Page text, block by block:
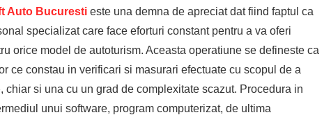
Auto Bucuresti este una demna de apreciat dat fiind faptul ca
specializat care face eforturi constant pentru a va oferi
orice model de autoturism. Aceasta operatiune se defineste ca
ce constau in verificari si masurari efectuate cu scopul de a
chiar si una cu un grad de complexitate scazut. Procedura in
unui software, program computerizat, de ultima